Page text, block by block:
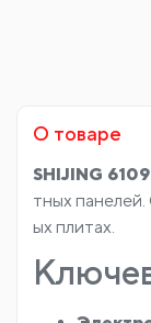
О товаре
SHIJING 6109
тных
ых плитах.